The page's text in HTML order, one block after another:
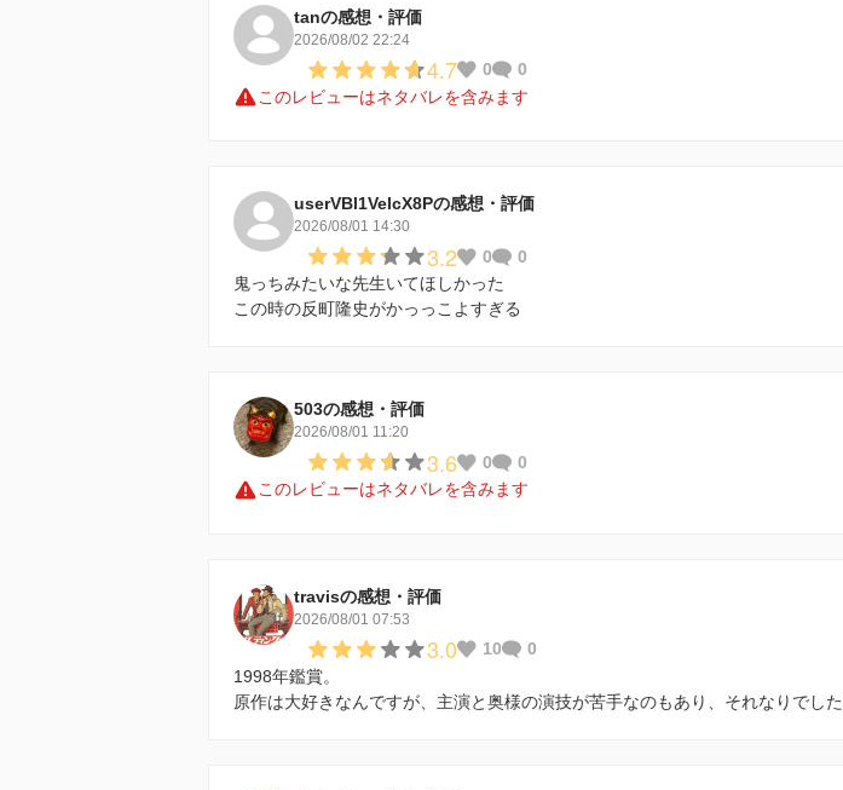
tanの感想・評価
2026/08/02 22:24
4.7 0
0
このレビューはネタバレを含みます
userVBl1VelcX8Pの感想・評価
2026/08/01 14:30
3.2 0
0
鬼っちみたいな先生いてほしかった
この時の反町隆史がかっっこよすぎる
503の感想・評価
2026/08/01 11:20
3.6 0
0
このレビューはネタバレを含みます
travisの感想・評価
2026/08/01 07:53
3.0 10
0
1998年鑑賞。
原作は大好きなんですが、主演と奥様の演技が苦手なのもあり、それなりでした